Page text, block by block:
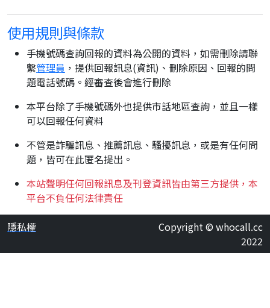
使用規則與條款
手機號碼查詢回報的資料為公開的資料，如需刪除請聯
繫管理員 ，提供回報訊息(資訊)、刪除原因、回報的問
題電話號碼。經審查後會進行刪除
本平台除了手機號碼外也提供市話地區查詢，並且一樣
可以回報任何資料
不管是詐騙訊息、推薦訊息、騷擾訊息，或是有任何問
題，皆可在此匿名提出。
本站聲明任何回報訊息及刊登資訊皆由第三方提供，本
平台不負任何法律責任
隱私權
Copyright © whocall.cc
2022